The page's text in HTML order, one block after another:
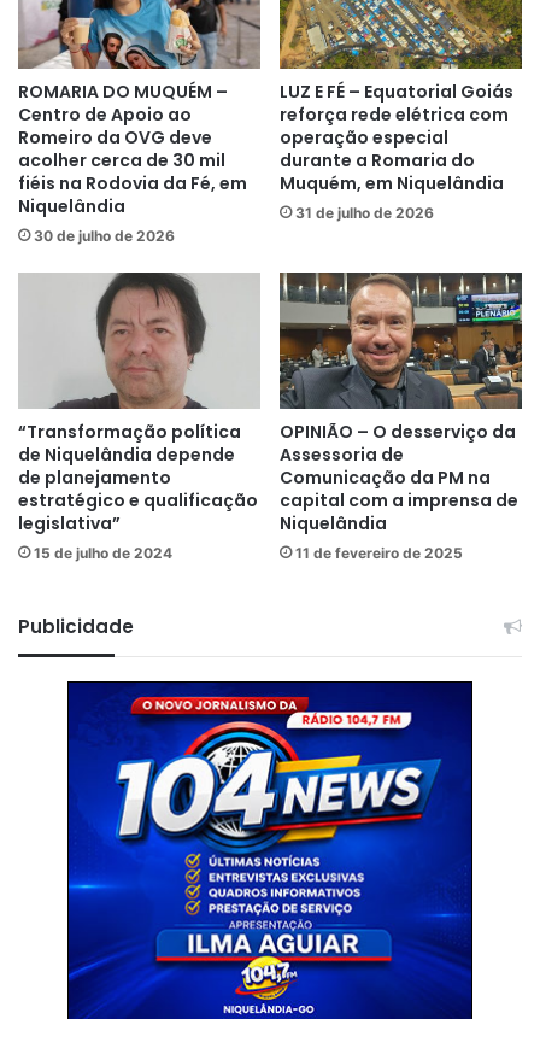
ROMARIA DO MUQUÉM –
Centro de Apoio ao
Romeiro da OVG deve
acolher cerca de 30 mil
fiéis na Rodovia da Fé, em
Niquelândia
30 de julho de 2026
LUZ E FÉ – Equatorial Goiás
reforça rede elétrica com
operação especial
durante a Romaria do
Muquém, em Niquelândia
31 de julho de 2026
“Transformação política
de Niquelândia depende
de planejamento
estratégico e qualificação
legislativa”
15 de julho de 2024
OPINIÃO – O desserviço da
Assessoria de
Comunicação da PM na
capital com a imprensa de
Niquelândia
11 de fevereiro de 2025
Publicidade